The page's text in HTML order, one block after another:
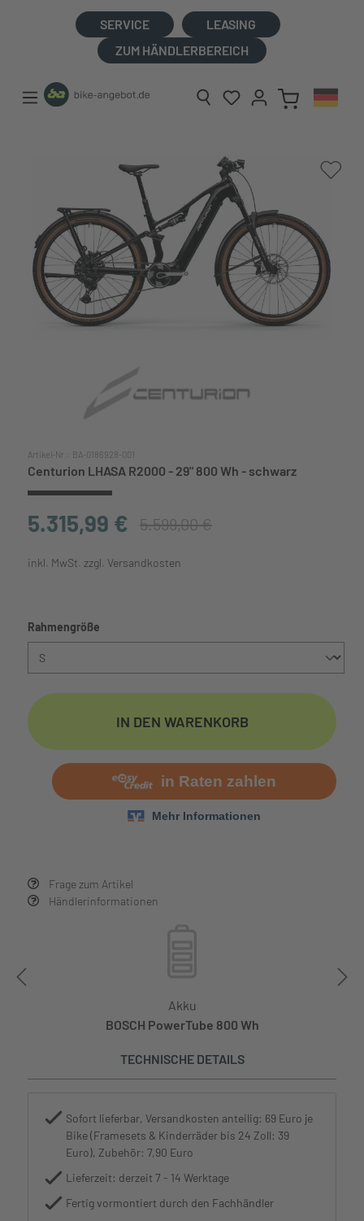
SERVICE
LEASING
ZUM HÄNDLERBEREICH
Bildergalerie überspringen
Artikel-Nr.: BA-0186928-001
Centurion LHASA R2000 - 29" 800 Wh - schwarz
5.315,99 € 5.599,00 €
inkl. MwSt. zzgl. Versandkosten
Frage zum Artikel
Händlerinformationen
Rahmengröße
IN DEN WARENKORB
Akku
BOSCH PowerTube 800 Wh
TECHNISCHE DETAILS
Sofort lieferbar, Versandkosten anteilig: 69 Euro je
Bike (Framesets & Kinderräder bis 24 Zoll: 39
Euro), Zubehör: 7,90 Euro
Lieferzeit: derzeit 7 - 14 Werktage
Fertig vormontiert durch den Fachhändler